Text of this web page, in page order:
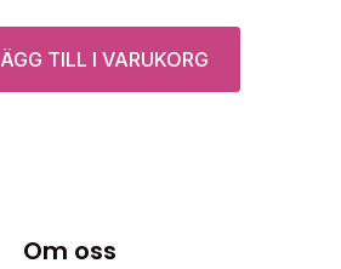
5
TILL I VARUKORG
Om oss